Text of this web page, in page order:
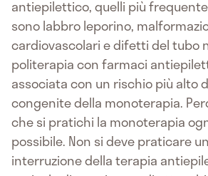
antiepilettico, quelli più
sono labbro leporino,
cardiovascolari e difetti del tubo
politerapia con farmaci
associata con un rischio più alto
congenite della monoterapia.
che si pratichi la monoterapia
possibile. Non si deve praticare
interruzione della terapia